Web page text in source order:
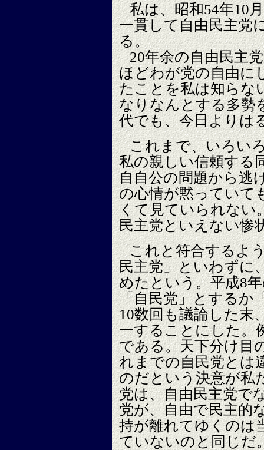
私は、昭和54年10
一貫して自由民主党
る。
20年余の自由民主
ほどわが党の自由に
たことを私は知らな
なりなんとする多勢
代でも、今日よりは
これまで、いろい
私の親しい信頼する
自自公の問題から逃
の心情が黙っていて
くて見ていられない
民主党といえない惨
これと符合するよ
民主党」といわずに
めたという。平成8
「自民党」とするか
10数回も議論した末
一することにした。
である。天下分け目
れまでの自民党とは
のだという決意が私
党は、自由民主党で
党が、自由で民主的
持が離れてゆくのは
ていないのと同じだ